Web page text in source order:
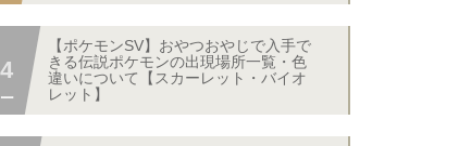
【ポケモンSV】おやつおやじで入手で
きる伝説ポケモンの出現場所一覧・色
違いについて【スカーレット・バイオ
レット】